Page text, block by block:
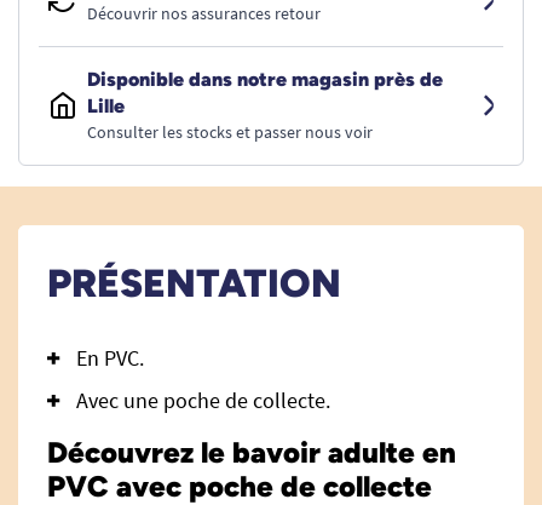
Découvrir nos assurances retour
Disponible dans notre magasin près de
Lille
Consulter les stocks et passer nous voir
PRÉSENTATION
En PVC.
Avec une poche de collecte.
Découvrez le bavoir adulte en
PVC avec poche de collecte